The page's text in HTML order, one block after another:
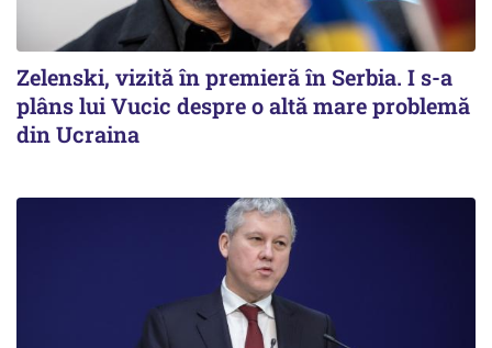
Zelenski, vizită în premieră în Serbia. I s-a
plâns lui Vucic despre o altă mare problemă
din Ucraina